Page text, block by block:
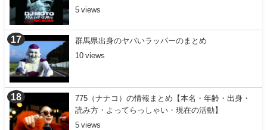
5
群馬県出身のヤバいラッパーのまとめ
10
775（ナナコ）の情報まとめ【本名・年齢・出身・
読み方・よってらっしゃい・現在の活動】
5